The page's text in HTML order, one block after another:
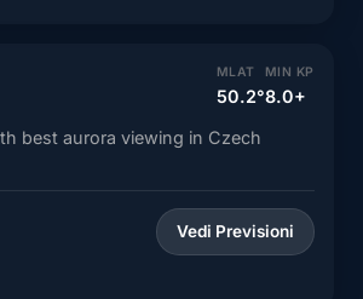
MLAT
50.2°
MIN KP
8.0+
best aurora viewing in Czech
Vedi Previsioni